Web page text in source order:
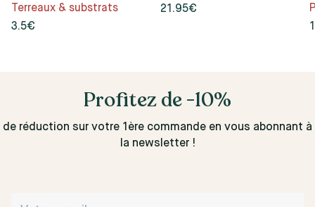
3.5€
Terreaux & substrats
21.95€
Profitez de -10%
de réduction sur votre 1ère commande en vous abonnant à
la newsletter !